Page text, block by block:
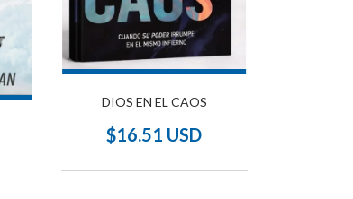
DIOS EN EL CAOS
$16.51 USD